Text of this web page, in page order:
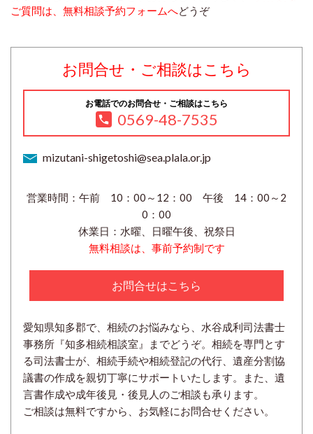
ご質問は、無料相談予約フォームへどうぞ
お問合せ・ご相談はこちら
お電話でのお問合せ・ご相談はこちら
0569-48-7535
mizutani-shigetoshi@sea.plala.or.jp
営業時間：午前 10：00～12：00 午後 14：00～2
0：00
休業日：水曜、日曜午後、祝祭日
無料相談は、事前予約制です
お問合せはこちら
愛知県知多郡で、相続のお悩みなら、水谷成利司法書士
事務所『知多相続相談室』までどうぞ。相続を専門とす
る司法書士が、相続手続や相続登記の代行、遺産分割協
議書の作成を親切丁寧にサポートいたします。また、遺
言書作成や成年後見・後見人のご相談も承ります。
ご相談は無料ですから、お気軽にお問合せください。